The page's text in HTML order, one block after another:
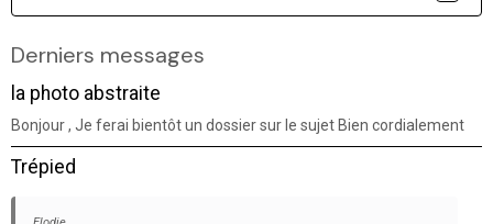
Derniers messages
la photo abstraite
Bonjour , Je ferai bientôt un dossier sur le sujet Bien cordialement
Trépied